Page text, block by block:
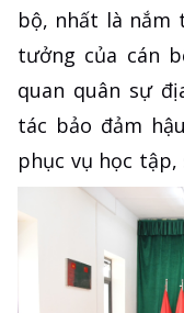
bộ, nhất là nắm
tưởng của cán
quan quân sự
tác bảo đảm
phục vụ học